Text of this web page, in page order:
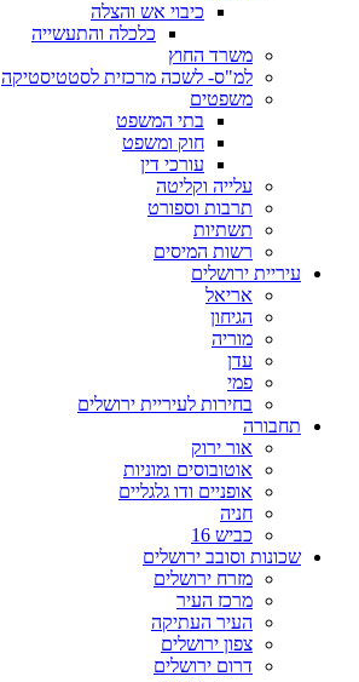
כיבוי אש והצלה
כלכלה והתעשייה
משרד החוץ
למ"ס- לשכה מרכזית לסטטיסטיקה
משפטים
בתי המשפט
חוק ומשפט
עורכי דין
עלייה וקליטה
תרבות וספורט
תשתיות
רשות המיסים
עיריית ירושלים
אריאל
הגיחון
מוריה
עדן
פמי
בחירות לעיריית ירושלים
תחבורה
אור ירוק
אוטובוסים ומוניות
אופניים ודו גלגליים
חניה
כביש 16
שכונות וסובב ירושלים
מזרח ירושלים
מרכז העיר
העיר העתיקה
צפון ירושלים
דרום ירושלים